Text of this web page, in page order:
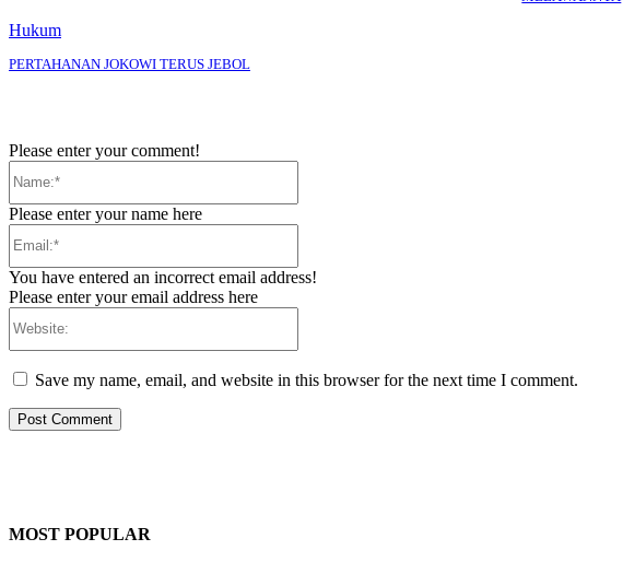
Hukum
PERTAHANAN JOKOWI TERUS JEBOL
Please enter your comment!
Please enter your name here
You have entered an incorrect email address!
Please enter your email address here
Save my name, email, and website in this browser for the next time I comment.
MOST POPULAR